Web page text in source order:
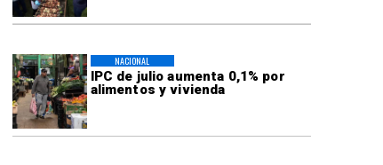
IPC de julio aumenta 0,1% por
alimentos y vivienda
NACIONAL